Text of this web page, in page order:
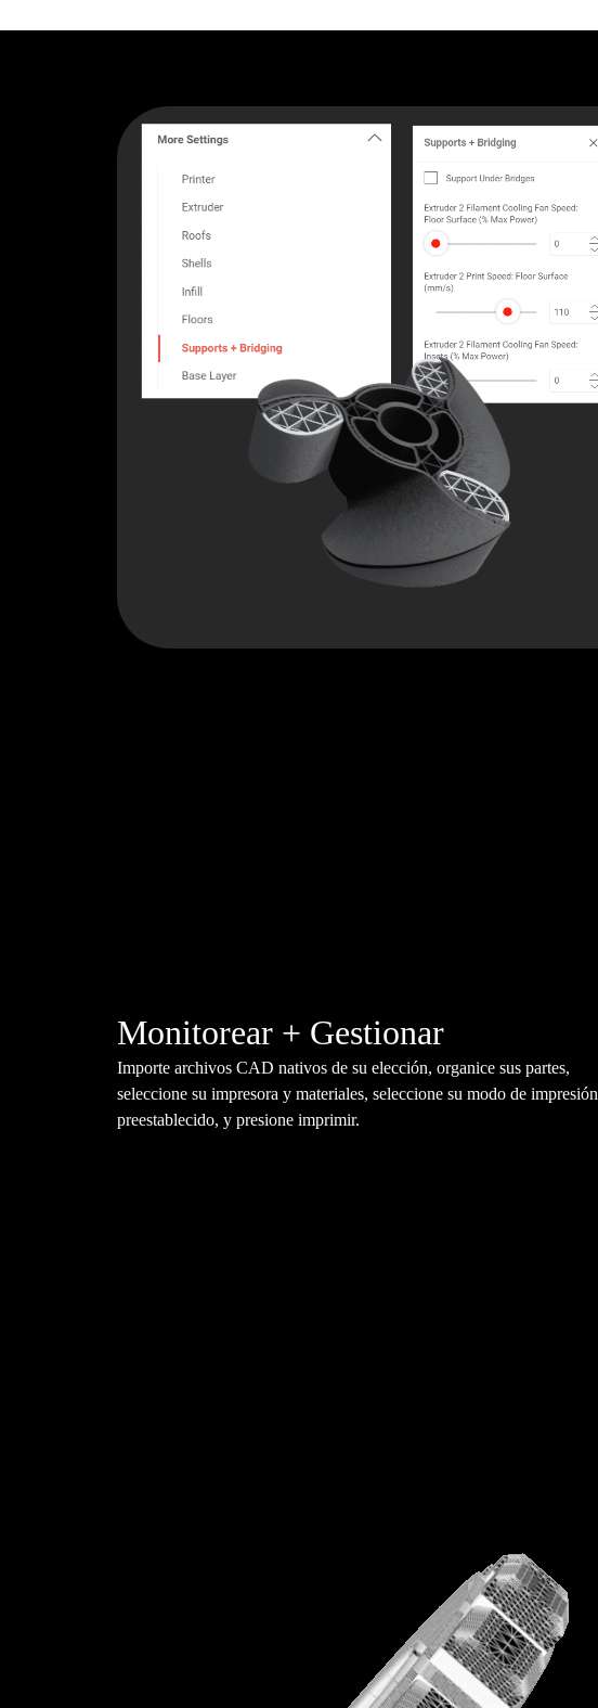
Monitorear + Gestionar
Importe archivos CAD nativos de su elección, organice sus partes,
seleccione su impresora y materiales, seleccione su modo de impresión
preestablecido, y presione imprimir.